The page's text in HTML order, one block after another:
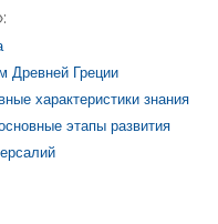
Древней Греции
характеристики знания
этапы развития